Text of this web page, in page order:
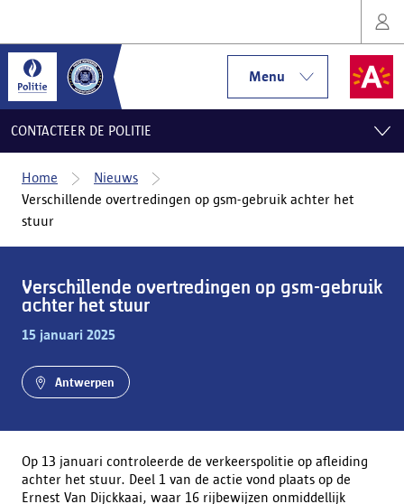
Menu
CONTACTEER DE POLITIE
Home
Nieuws
Verschillende overtredingen op gsm-gebruik achter het
stuur
Verschillende overtredingen op gsm-gebruik
achter het stuur
15 januari 2025
Antwerpen
Op 13 januari controleerde de verkeerspolitie op afleiding
achter het stuur. Deel 1 van de actie vond plaats op de
Ernest Van Dijckkaai, waar 16 rijbewijzen onmiddellijk